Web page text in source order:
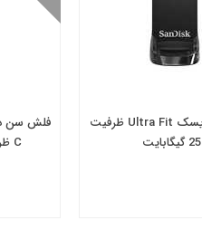
فلش سن دیسک Ultra Fit ظرفیت
C ظرفیت 256 گیگابایت